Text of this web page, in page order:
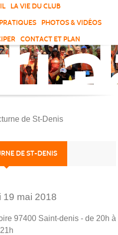
LA VIE DU CLUB
PHOTOS & VIDÉOS
CONTACT ET PLAN
de St-Denis
DE ST-DENIS
19 mai 2018
97400 Saint-denis - de 20h à
21h